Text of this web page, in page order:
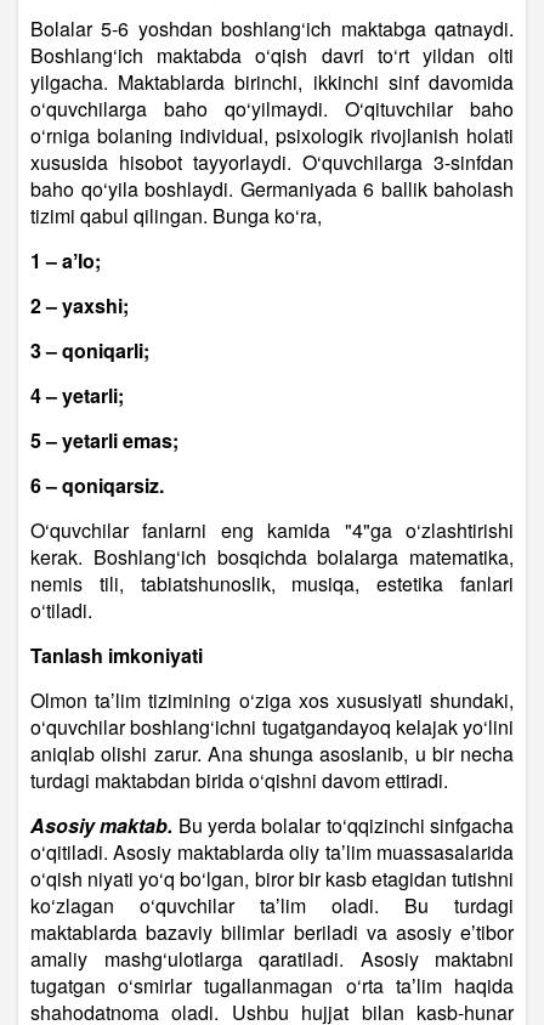
Bolalar 5-6 yoshdan boshlang‘ich maktabga qatnaydi.
Boshlang‘ich maktabda o‘qish davri to‘rt yildan olti
yilgacha. Maktablarda birinchi, ikkinchi sinf davomida
o‘quvchilarga baho qo‘yilmaydi. O‘qituvchilar baho
o‘rniga bolaning individual, psixologik rivojlanish holati
xususida hisobot tayyorlaydi. O‘quvchilarga 3-sinfdan
baho qo‘yila boshlaydi. Germaniyada 6 ballik baholash
tizimi qabul qilingan. Bunga ko‘ra,
1 – aʼlo;
2 – yaxshi;
3 – qoniqarli;
4 – yetarli;
5 – yetarli emas;
6 – qoniqarsiz.
O‘quvchilar fanlarni eng kamida "4"ga o‘zlashtirishi
kerak. Boshlang‘ich bosqichda bolalarga matematika,
nemis tili, tabiatshunoslik, musiqa, estetika fanlari
o‘tiladi.
Tanlash imkoniyati
Olmon taʼlim tizimining o‘ziga xos xususiyati shundaki,
o‘quvchilar boshlang‘ichni tugatgandayoq kelajak yo‘lini
aniqlab olishi zarur. Ana shunga asoslanib, u bir necha
turdagi maktabdan birida o‘qishni davom ettiradi.
Asosiy maktab. Bu yerda bolalar to‘qqizinchi sinfgacha
o‘qitiladi. Asosiy maktablarda oliy taʼlim muassasalarida
o‘qish niyati yo‘q bo‘lgan, biror bir kasb etagidan tutishni
ko‘zlagan o‘quvchilar taʼlim oladi. Bu turdagi
maktablarda bazaviy bilimlar beriladi va asosiy eʼtibor
amaliy mashg‘ulotlarga qaratiladi. Asosiy maktabni
tugatgan o‘smirlar tugallanmagan o‘rta taʼlim haqida
shahodatnoma oladi. Ushbu hujjat bilan kasb-hunar